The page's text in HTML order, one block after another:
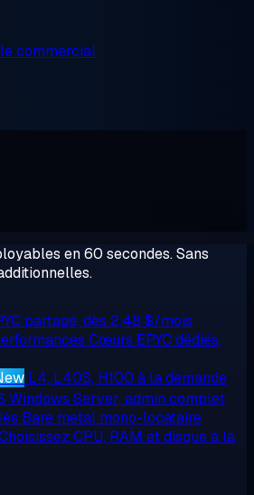
commercial
en 60 secondes. Sans
partagé, dès 2,48 $/mois
Cœurs EPYC dédiés,
L4, L40S, H100 à la demande
Windows Server, admin complet
Bare metal mono-locataire
CPU, RAM et disque à la